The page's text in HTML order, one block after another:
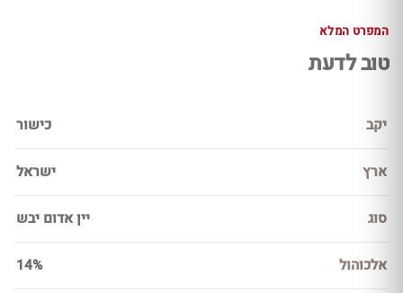
המפרט המלא
טוב לדעת
יקב כישור
ארץ ישראל
סוג יין אדום יבש
אלכוהול 14%